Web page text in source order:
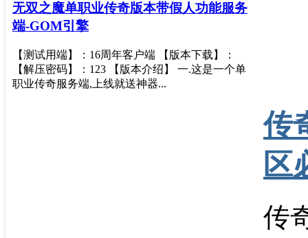
无双之魔单职业传奇版本带假人功能服务
端-GOM引擎
【测试用端】：16周年客户端 【版本下载】：
【解压密码】：123 【版本介绍】 一.这是一个单
职业传奇服务端,上线就送神器...
传
区
传